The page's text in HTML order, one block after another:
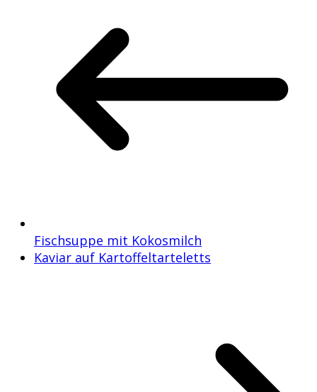
Fischsuppe mit Kokosmilch
Kaviar auf Kartoffeltarteletts